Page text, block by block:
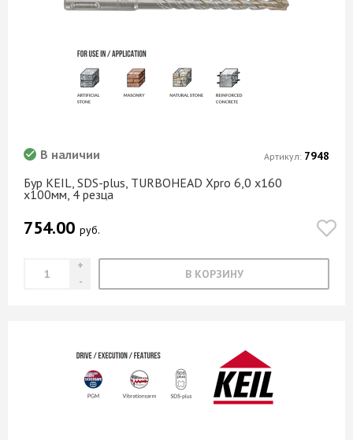
Бур KEIL, SDS-plus, TURBOHEAD Xpro 6,0 х160
х100мм, 4 резца
В наличии
754.00 руб.
В КОРЗИНУ
Артикул: 7948